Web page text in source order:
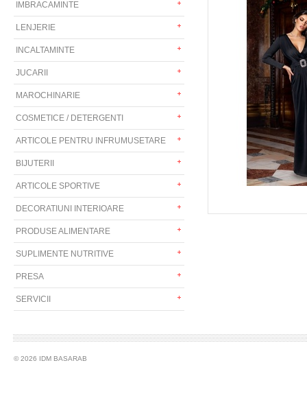
IMBRACAMINTE
LENJERIE
INCALTAMINTE
JUCARII
MAROCHINARIE
COSMETICE / DETERGENTI
ARTICOLE PENTRU INFRUMUSETARE
BIJUTERII
ARTICOLE SPORTIVE
DECORATIUNI INTERIOARE
PRODUSE ALIMENTARE
SUPLIMENTE NUTRITIVE
PRESA
SERVICII
© 2026 IDM BASARAB